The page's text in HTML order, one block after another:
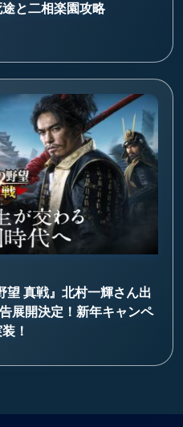
途と二相楽園攻略
望 真戦』北村一輝さん出
展開決定！新年キャンペ
！